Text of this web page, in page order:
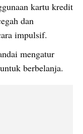
kartu kredit
dan
impulsif.
mengatur
berbelanja.